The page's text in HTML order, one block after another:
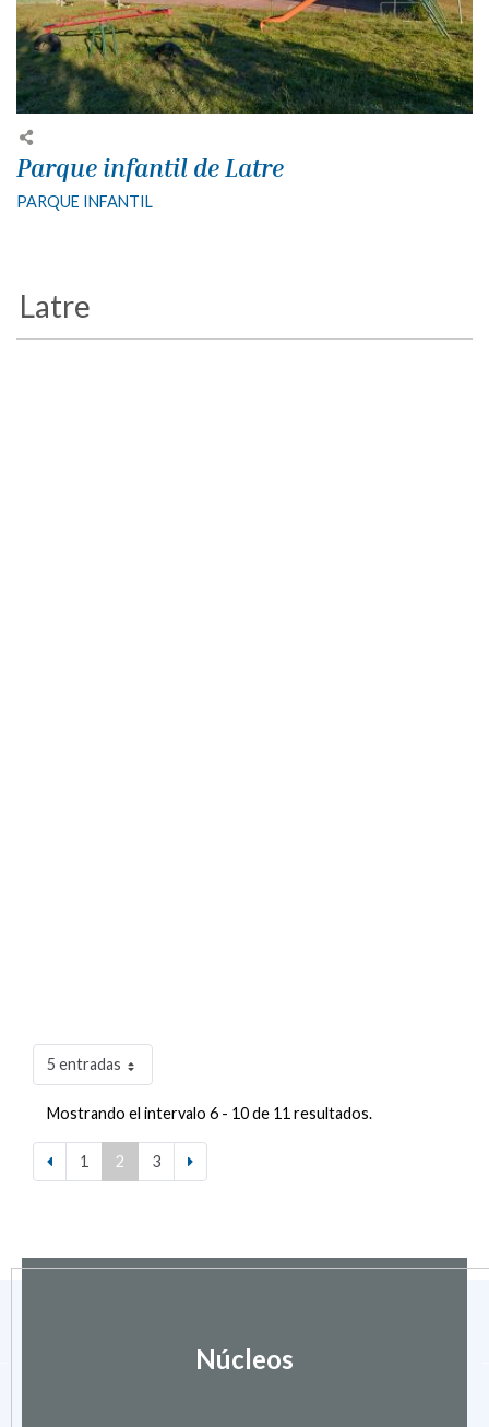
Parque infantil de Latre
PARQUE INFANTIL
Latre
5 entradas
Mostrando el intervalo 6 - 10 de 11 resultados.
1 2 3
Núcleos